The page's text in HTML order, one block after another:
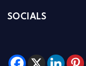
SOCIALS